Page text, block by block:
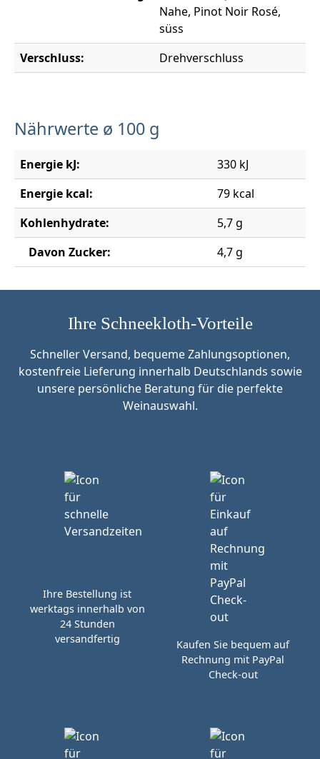
Nahe, Pinot Noir Rosé,
süss
Verschluss:
Drehverschluss
Nährwerte ø 100 g
Energie kJ:
330 kJ
Energie kcal:
79 kcal
Kohlenhydrate:
5,7 g
Davon Zucker:
4,7 g
Ihre Schneekloth-Vorteile
Schneller Versand, bequeme Zahlungsoptionen,
kostenfreie Lieferung innerhalb Deutschlands sowie
unsere persönliche Beratung für die perfekte
Weinauswahl.
Ihre Bestellung ist
werktags innerhalb von
24 Stunden
versandfertig
Kaufen Sie bequem auf
Rechnung mit PayPal
Check-out